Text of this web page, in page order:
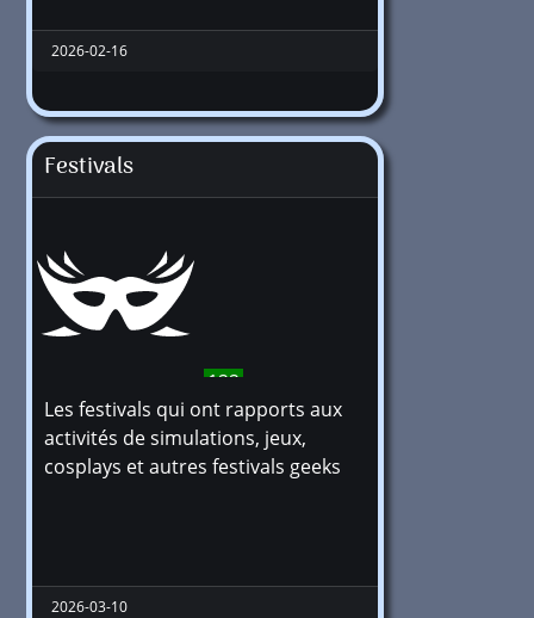
2026-02-16
Festivals
122
Les festivals qui ont rapports aux
activités de simulations, jeux,
cosplays et autres festivals geeks
2026-03-10